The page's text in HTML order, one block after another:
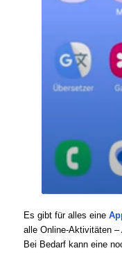
Es gibt für alles eine
alle Online-Aktivitäten –
Bei Bedarf kann eine